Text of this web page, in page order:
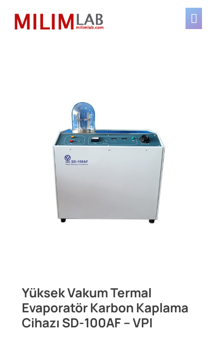
Yüksek Vakum Termal
Evaporatör Karbon Kaplama
Cihazı SD-100AF – VPI